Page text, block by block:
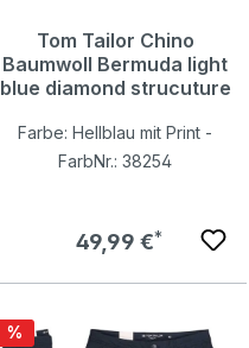
Tom Tailor Chino
Baumwoll Bermuda light
blue diamond strucuture
Farbe: Hellblau mit Print -
FarbNr.: 38254
Regulärer Preis:
49,99 €
Rabatt
%